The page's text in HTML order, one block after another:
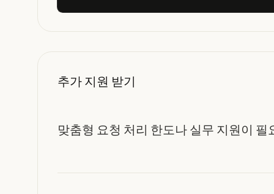
추가 지원 받기
맞춤형 요청 처리 한도나 실무 지원이